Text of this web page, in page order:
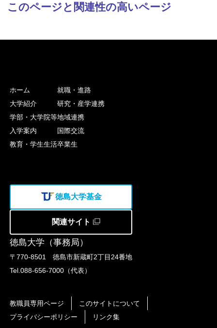
このページと関連性の高いページ
徳島大学（事務局）
〒770-8501 徳島市新蔵町2丁目24番地
Tel.088-656-7000（代表）
ホーム
大学紹介
学部・大学院等
入学案内
教育・学生生活
就職・進路
研究・産学連携
地域連携
国際交流
卒業生
徳島大学基金
関連サイト
教職員専用ページ
このサイトについて
プライバシーポリシー
リンク集